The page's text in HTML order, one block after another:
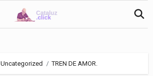
Uncategorized TREN DE AMOR.